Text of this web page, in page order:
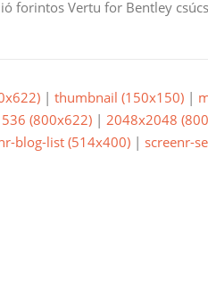
forintos Vertu for Bentley
| thumbnail (150x150) |
(800x622) | 2048x2048
blog-list (514x400) | screenr-